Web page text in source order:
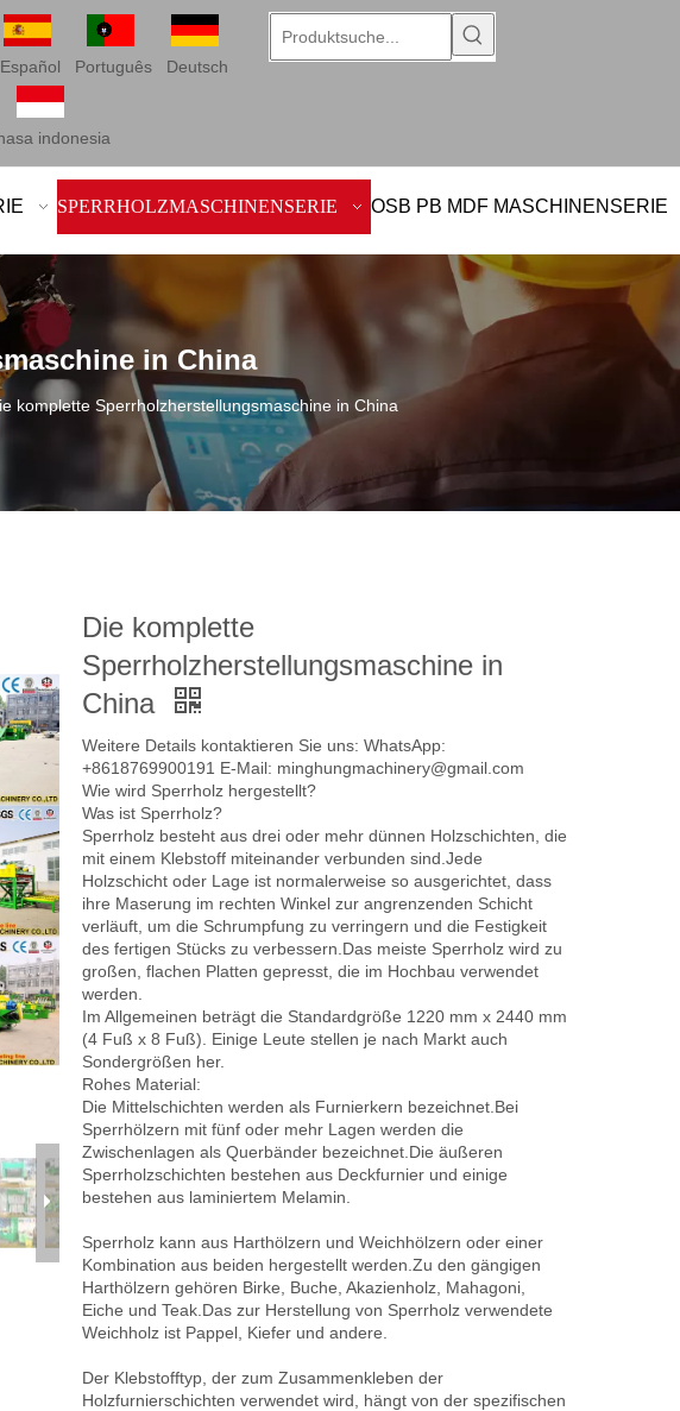
Español Português Deutsch
indonesia
SPERRHOLZMASCHINENSERIE OSB PB MDF MASCHINENSERIE
in China
komplette Sperrholzherstellungsmaschine in China
Kernfurniermaschine
Composer Machine
Heißpressmaschine für die
Herstellung von 4 x 8 Fuß
Dampfkessel für die
Sperrholzherstellung
Die komplette
Sperrholzherstellungsmaschine in
China
Weitere Details kontaktieren Sie uns: WhatsApp:
+8618769900191 E-Mail: minghungmachinery@gmail.com
Wie wird Sperrholz hergestellt?
Was ist Sperrholz?
Sperrholz besteht aus drei oder mehr dünnen Holzschichten, die
mit einem Klebstoff miteinander verbunden sind.Jede
Holzschicht oder Lage ist normalerweise so ausgerichtet, dass
ihre Maserung im rechten Winkel zur angrenzenden Schicht
verläuft, um die Schrumpfung zu verringern und die Festigkeit
des fertigen Stücks zu verbessern.Das meiste Sperrholz wird zu
großen, flachen Platten gepresst, die im Hochbau verwendet
werden.
Im Allgemeinen beträgt die Standardgröße 1220 mm x 2440 mm
(4 Fuß x 8 Fuß). Einige Leute stellen je nach Markt auch
Sondergrößen her.
Rohes Material:
Die Mittelschichten werden als Furnierkern bezeichnet.Bei
Sperrhölzern mit fünf oder mehr Lagen werden die
Zwischenlagen als Querbänder bezeichnet.Die äußeren
Sperrholzschichten bestehen aus Deckfurnier und einige
bestehen aus laminiertem Melamin.
Sperrholz kann aus Harthölzern und Weichhölzern oder einer
Kombination aus beiden hergestellt werden.Zu den gängigen
Harthölzern gehören Birke, Buche, Akazienholz, Mahagoni,
Eiche und Teak.Das zur Herstellung von Sperrholz verwendete
Weichholz ist Pappel, Kiefer und andere.
Der Klebstofftyp, der zum Zusammenkleben der
Holzfurnierschichten verwendet wird, hängt von der spezifischen